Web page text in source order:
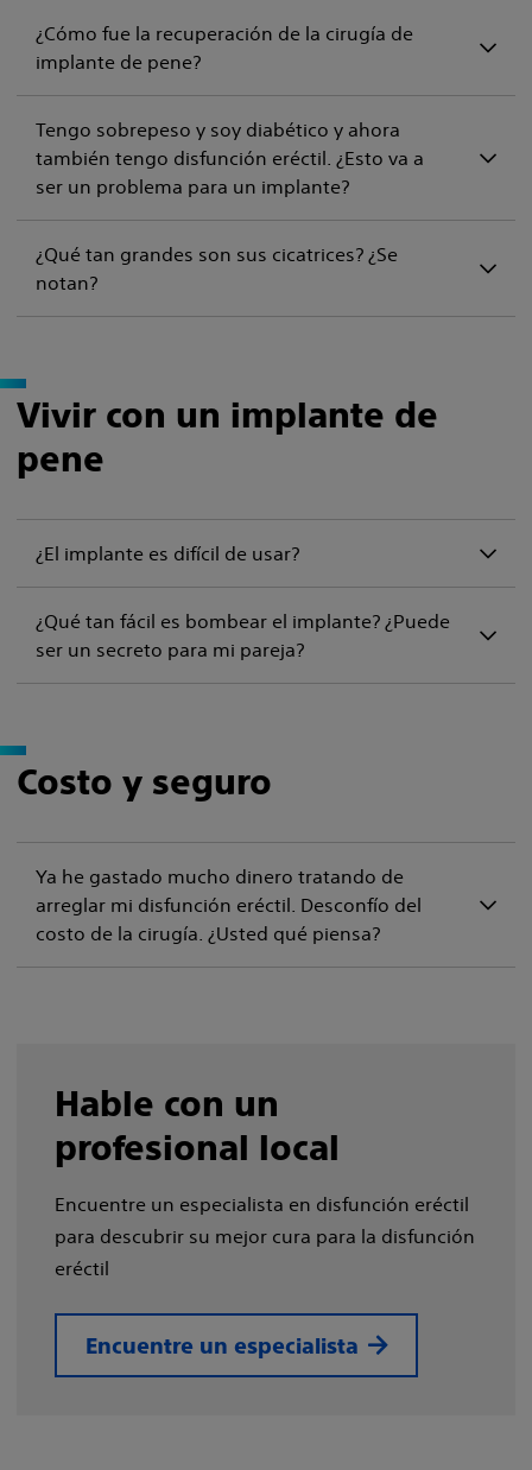
¿Cómo fue la recuperación de la cirugía de
implante de pene?
Tengo sobrepeso y soy diabético y ahora
también tengo disfunción eréctil. ¿Esto va a
ser un problema para un implante?
¿Qué tan grandes son sus cicatrices? ¿Se
notan?
Vivir con un implante de
pene
¿El implante es difícil de usar?
¿Qué tan fácil es bombear el implante? ¿Puede
ser un secreto para mi pareja?
Costo y seguro
Ya he gastado mucho dinero tratando de
arreglar mi disfunción eréctil. Desconfío del
costo de la cirugía. ¿Usted qué piensa?
Hable con un
profesional local
Encuentre un especialista en disfunción eréctil
para descubrir su mejor cura para la disfunción
eréctil
Encuentre un especialista